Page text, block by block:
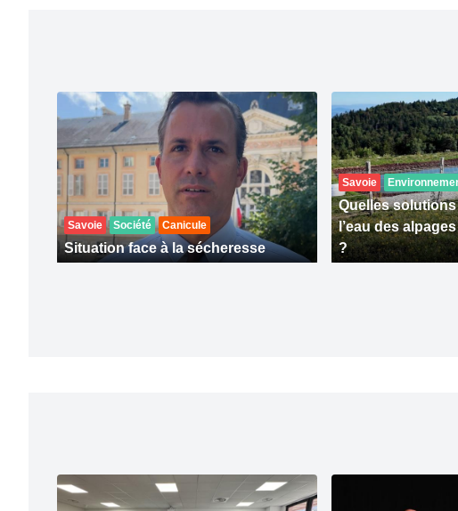
Savoie Société Canicule
Situation face à la sécheresse
Savoie
Quelles
l’eau des
?